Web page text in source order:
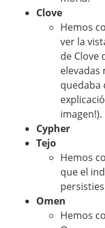
Clove
Hemos
ver la
de Clove
elevadas
quedaba
imagen!).
Cypher
Tejo
Hemos
que el
Omen
Hemos